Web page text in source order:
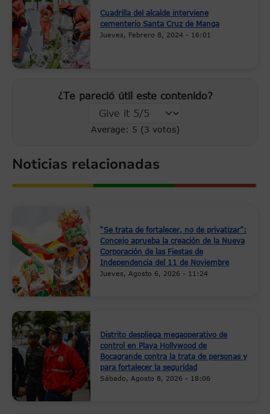
Cuadrilla del alcalde interviene
cementerio Santa Cruz de Manga
Jueves, Febrero 8, 2024 - 16:01
¿Te pareció útil este contenido?
Average: 5 (3 votos)
Noticias relacionadas
“Se trata de fortalecer, no de privatizar”:
Concejo aprueba la creación de la Nueva
Corporación de las Fiestas de
Independencia del 11 de Noviembre
Jueves, Agosto 6, 2026 - 11:24
Distrito despliega megaoperativo de
control en Playa Hollywood de
Bocagrande contra la trata de personas y
para fortalecer la seguridad
Sábado, Agosto 8, 2026 - 18:06